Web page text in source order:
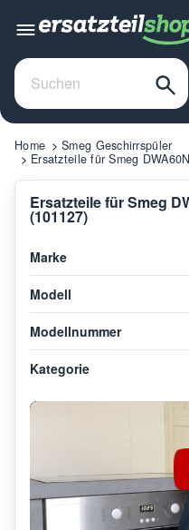
Home
Smeg Geschirrspüler
Ersatzteile für Smeg
Ersatzteile für Smeg
(101127)
Marke
Modell
Modellnummer
Kategorie